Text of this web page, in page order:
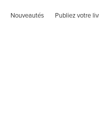
Nouveautés Publiez votre